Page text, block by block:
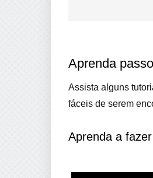
Aprenda
Assista alguns
fáceis de serem
Aprenda a